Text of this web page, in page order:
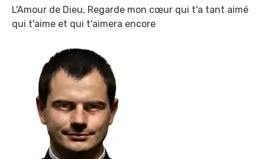
L'Amour de Dieu, Regarde mon cœur qui t'a tant aimé
qui t'aime et qui t'aimera encore